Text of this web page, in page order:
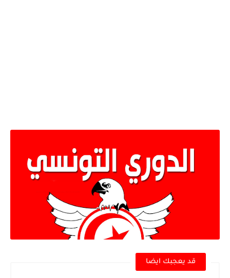
قد يعجبك ايضا